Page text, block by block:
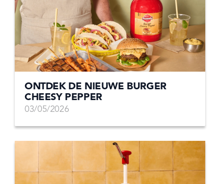
ONTDEK DE NIEUWE BURGER
CHEESY PEPPER
03/05/2026